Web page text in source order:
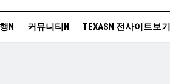
N 커뮤니티N TEXASN 전사이트보기